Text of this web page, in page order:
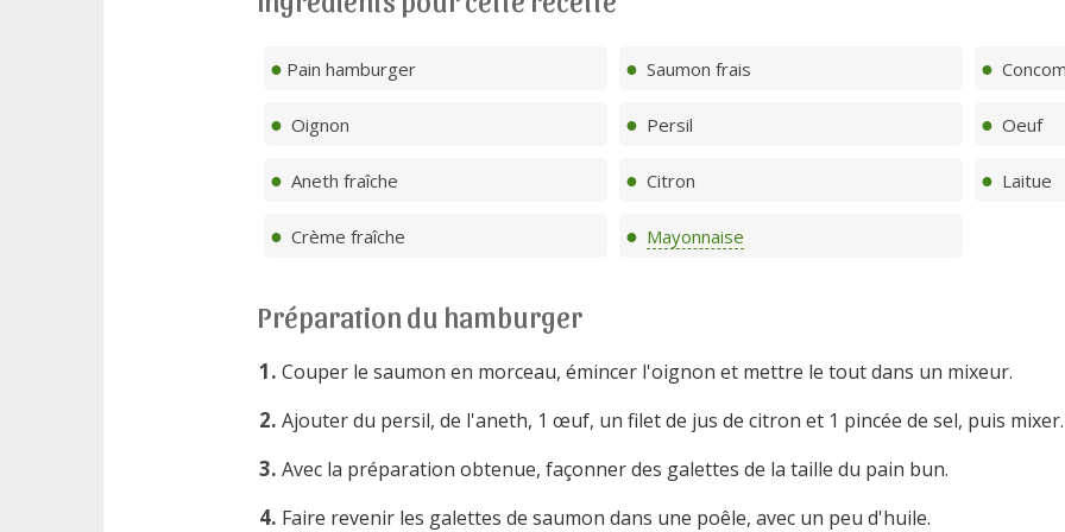
Pain hamburger Saumon frais
Oignon Persil Oeuf
Aneth fraîche Citron Laitue
Crème fraîche Mayonnaise
Préparation du hamburger
Couper le saumon en morceau, émincer l'oignon et mettre le tout dans un mixeur.
Ajouter du persil, de l'aneth, 1 œuf, un filet de jus de citron et 1 pincée de sel, puis mixer.
Avec la préparation obtenue, façonner des galettes de la taille du pain bun.
Faire revenir les galettes de saumon dans une poêle, avec un peu d'huile.